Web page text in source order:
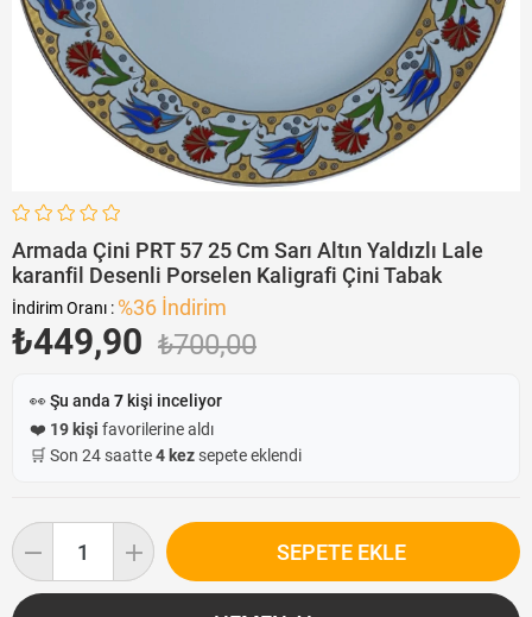
Armada Çini PRT 57 25 Cm Sarı Altın Yaldızlı Lale
karanfil Desenli Porselen Kaligrafi Çini Tabak
İndirim Oranı : %36 İndirim
₺700,00
₺449,90
👀 Şu anda 7 kişi inceliyor
❤️ 19 kişi favorilerine aldı
🛒 Son 24 saatte4 kezsepete eklendi